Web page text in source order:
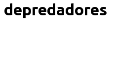
depredadores